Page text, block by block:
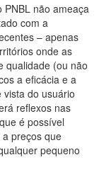
não ameaça
com a
– apenas
onde as
qualidade (ou não
a eficácia e a
do usuário
reflexos nas
é possível
preços que
pequeno